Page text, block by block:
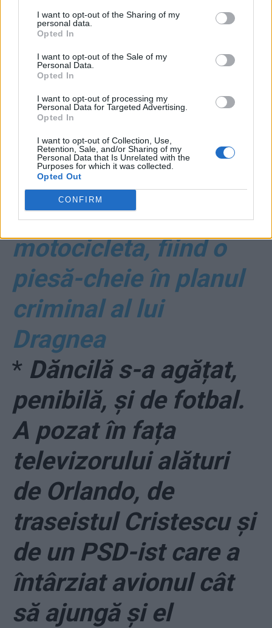
I want to opt-out of the Sharing of my
personal data.
Opted In
I want to opt-out of the Sale of my
Personal Data.
Opted In
I want to opt-out of processing my
Personal Data for Targeted Advertising.
Opted In
I want to opt-out of Collection, Use,
Retention, Sale, and/or Sharing of my
Personal Data that Is Unrelated with the
Purposes for which it was collected.
Opted Out
CONFIRM
franțuzească?
El e individul din
MAI care a făcut
legătura între Carmen
Dan, jandarmi și
huligani pe 10 august!
S-a deplasat cu
motocicleta, fiind o
piesă-cheie în planul
criminal al lui
Dragnea
* Dăncilă s-a agățat,
penibilă, și de fotbal.
A pozat în fața
televizorului alături
de Orlando, de
traseistul Cristescu și
de un PSD-ist care a
întârziat avionul cât
să ajungă și el